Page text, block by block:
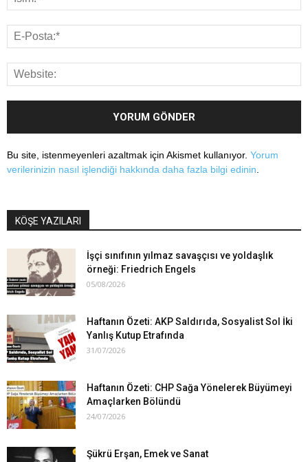
Bu site, istenmeyenleri azaltmak için Akismet kullanıyor. Yorum
verilerinizin nasıl işlendiği hakkında daha fazla bilgi edinin
KÖŞE YAZILARI
İşçi sınıfının yılmaz savaşçısı ve yoldaşlık
örneği: Friedrich Engels
05/08/2026
Haftanın Özeti: AKP Saldırıda, Sosyalist Sol İki
Yanlış Kutup Etrafında
31/07/2026
Haftanın Özeti: CHP Sağa Yönelerek Büyümeyi
Amaçlarken Bölündü
24/07/2026
Şükrü Erşan, Emek ve Sanat